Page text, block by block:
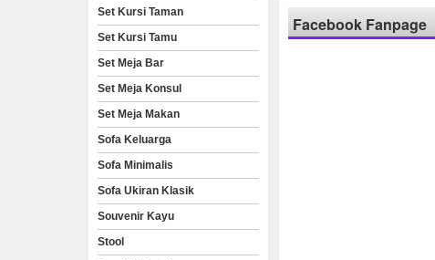
Set Kursi Taman
Set Kursi Tamu
Set Meja Bar
Set Meja Konsul
Set Meja Makan
Sofa Keluarga
Sofa Minimalis
Sofa Ukiran Klasik
Souvenir Kayu
Stool
Facebook Fanpage